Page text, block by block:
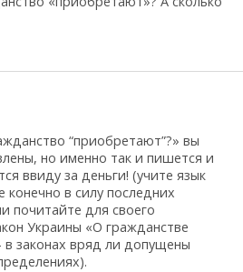
“приобретают”?» вы
но именно так и пишется и
ввиду за деньги! (учите язык
конечно в силу последних
почитайте для своего
Украины «О гражданстве
законах вряд ли допущены